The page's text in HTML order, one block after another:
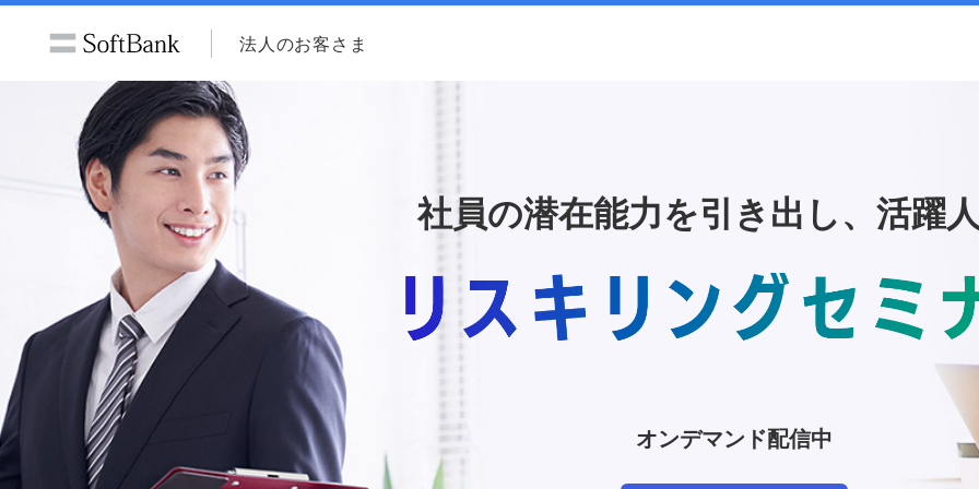
法人のお客さま
社員の潜在能力を引き出し、活躍
オンデマンド配信中